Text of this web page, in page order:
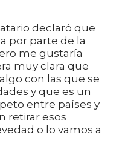
declaró que
por parte de la
me gustaría
muy clara que
con las que se
y que es un
entre países y
retirar esos
o lo vamos a